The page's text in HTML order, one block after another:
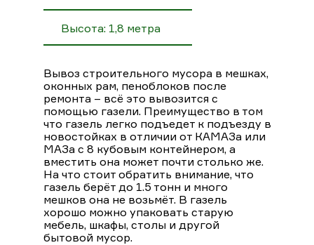
Высота: 1,8 метра
Вывоз строительного мусора в мешках,
оконных рам, пеноблоков после
ремонта – всё это вывозится с
помощью газели. Преимущество в том
что газель легко подъедет к подъезду в
новостойках в отличии от КАМАЗа или
МАЗа с 8 кубовым контейнером, а
вместить она может почти столько же.
На что стоит обратить внимание, что
газель берёт до 1.5 тонн и много
мешков она не возьмёт. В газель
хорошо можно упаковать старую
мебель, шкафы, столы и другой
бытовой мусор.